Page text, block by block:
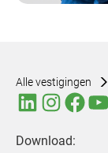
Alle vestigingen
Download: